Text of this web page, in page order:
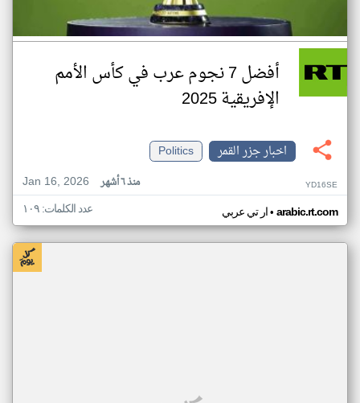
أفضل 7 نجوم عرب في كأس الأمم
الإفريقية 2025
اخبار جزر القمر
Politics
Jan 16, 2026
منذ ٦ أشهر YD16SE
ار تي عربي• arabic.rt.com عدد الكلمات: ١٠٩